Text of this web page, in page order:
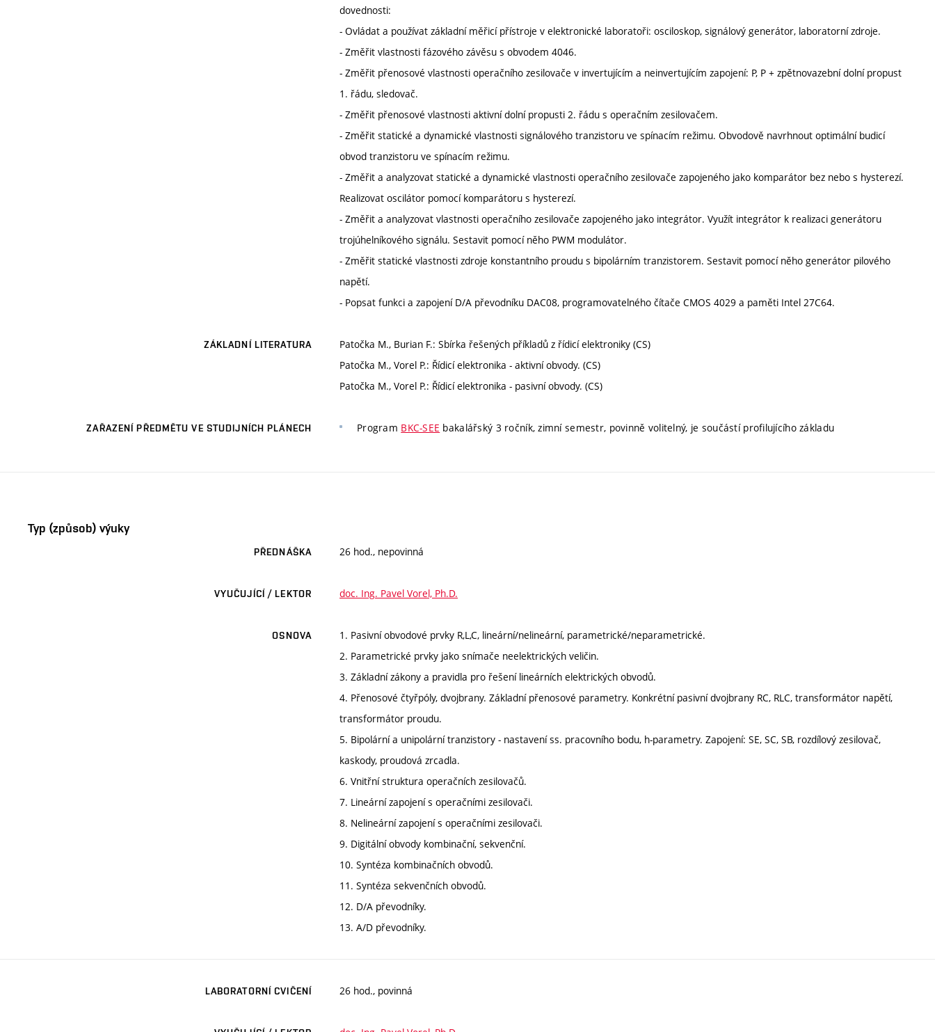
dovednosti:
- Ovládat a používat základní měřicí přístroje v elektronické laboratoři: osciloskop, signálový generátor, laboratorní zdroje.
- Změřit vlastnosti fázového závěsu s obvodem 4046.
- Změřit přenosové vlastnosti operačního zesilovače v invertujícím a neinvertujícím zapojení: P, P + zpětnovazební dolní propust
1. řádu, sledovač.
- Změřit přenosové vlastnosti aktivní dolní propusti 2. řádu s operačním zesilovačem.
- Změřit statické a dynamické vlastnosti signálového tranzistoru ve spínacím režimu. Obvodově navrhnout optimální budicí
obvod tranzistoru ve spínacím režimu.
- Změřit a analyzovat statické a dynamické vlastnosti operačního zesilovače zapojeného jako komparátor bez nebo s hysterezí.
Realizovat oscilátor pomocí komparátoru s hysterezí.
- Změřit a analyzovat vlastnosti operačního zesilovače zapojeného jako integrátor. Využít integrátor k realizaci generátoru
trojúhelníkového signálu. Sestavit pomocí něho PWM modulátor.
- Změřit statické vlastnosti zdroje konstantního proudu s bipolárním tranzistorem. Sestavit pomocí něho generátor pilového
napětí.
- Popsat funkci a zapojení D/A převodníku DAC08, programovatelného čítače CMOS 4029 a paměti Intel 27C64.
ZÁKLADNÍ LITERATURA
Patočka M., Burian F.: Sbírka řešených příkladů z řídicí elektroniky (CS)
Patočka M., Vorel P.: Řídicí elektronika - aktivní obvody. (CS)
Patočka M., Vorel P.: Řídicí elektronika - pasivní obvody. (CS)
ZAŘAZENÍ PŘEDMĚTU VE STUDIJNÍCH PLÁNECH Program BKC-SEE bakalářský 3 ročník, zimní semestr, povinně volitelný, je součástí profilujícího základu
Typ (způsob) výuky
PŘEDNÁŠKA 26 hod., nepovinná
VYUČUJÍCÍ / LEKTOR doc. Ing. Pavel Vorel, Ph.D.
OSNOVA
1. Pasivní obvodové prvky R,L,C, lineární/nelineární, parametrické/neparametrické.
2. Parametrické prvky jako snímače neelektrických veličin.
3. Základní zákony a pravidla pro řešení lineárních elektrických obvodů.
4. Přenosové čtyřpóly, dvojbrany. Základní přenosové parametry. Konkrétní pasivní dvojbrany RC, RLC, transformátor napětí,
transformátor proudu.
5. Bipolární a unipolární tranzistory - nastavení ss. pracovního bodu, h-parametry. Zapojení: SE, SC, SB, rozdílový zesilovač,
kaskody, proudová zrcadla.
6. Vnitřní struktura operačních zesilovačů.
7. Lineární zapojení s operačními zesilovači.
8. Nelineární zapojení s operačními zesilovači.
9. Digitální obvody kombinační, sekvenční.
10. Syntéza kombinačních obvodů.
11. Syntéza sekvenčních obvodů.
12. D/A převodníky.
13. A/D převodníky.
LABORATORNÍ CVIČENÍ 26 hod., povinná